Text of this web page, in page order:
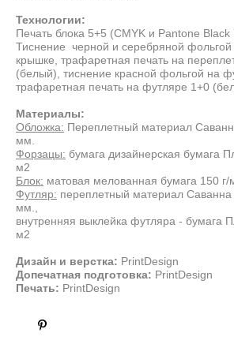
Технологии:
Печать блока 5+5 (CMYK и Pantone Black
Тиснение черной и серебряной фольгой
крышке, трафаретная печать на
(белый), тиснение красной фольгой на
трафаретная печать на футляре 1+0
Материалы:
Обложка: Переплетный материал
мм.
Форзацы: бумага дизайнерская бумага
м2
Блок: матовая мелованная бумага 150 г/
Футляр: переплетный материал
мм.,
внутренняя выклейка футляра - бумага
м2
Дизайн и верстка: PrintDesign
Допечатная подготовка: PrintDesign
Печать: PrintDesign